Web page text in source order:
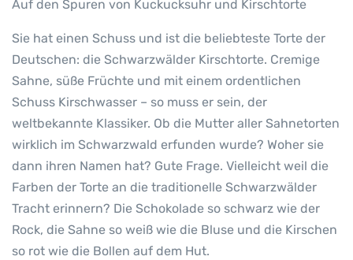
Auf den Spuren von Kuckucksuhr und Kirschtorte
Sie hat einen Schuss und ist die beliebteste Torte der
Deutschen: die Schwarzwälder Kirschtorte. Cremige
Sahne, süße Früchte und mit einem ordentlichen
Schuss Kirschwasser – so muss er sein, der
weltbekannte Klassiker. Ob die Mutter aller Sahnetorten
wirklich im Schwarzwald erfunden wurde? Woher sie
dann ihren Namen hat? Gute Frage. Vielleicht weil die
Farben der Torte an die traditionelle Schwarzwälder
Tracht erinnern? Die Schokolade so schwarz wie der
Rock, die Sahne so weiß wie die Bluse und die Kirschen
so rot wie die Bollen auf dem Hut.